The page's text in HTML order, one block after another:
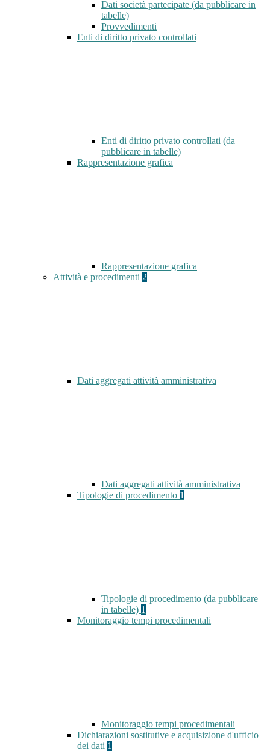
Dati società partecipate (da pubblicare in
tabelle)
Provvedimenti
Enti di diritto privato controllati
Enti di diritto privato controllati (da
pubblicare in tabelle)
Rappresentazione grafica
Rappresentazione grafica
Attività e procedimenti 2
Dati aggregati attività amministrativa
Dati aggregati attività amministrativa
Tipologie di procedimento 1
Tipologie di procedimento (da pubblicare
in tabelle) 1
Monitoraggio tempi procedimentali
Monitoraggio tempi procedimentali
Dichiarazioni sostitutive e acquisizione d'ufficio
dei dati 1